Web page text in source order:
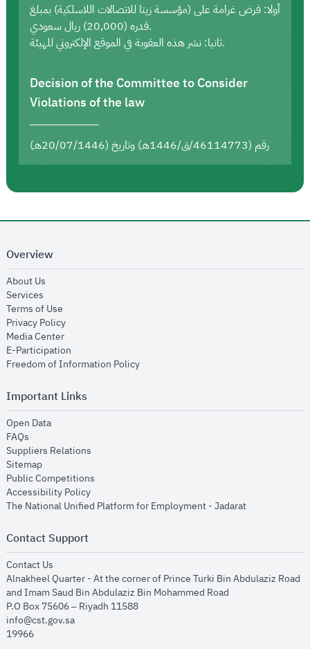
أولا: فرض غرامة على (مؤسسة زيتا للاتصالات اللاسلكية) بمبلغ
قدره (20,000) ريال سعودي.
ثانيا: نشر هذه العقوبة في الموقع الإلكتروني للهيئة.
Decision of the Committee to Consider
Violations of the law
رقم (46114773/ق/1446هـ) وتاريخ (20/07/1446هـ)
Overview
About Us
Services
Terms of Use
Privacy Policyopens in new window
Media Centeropens in new window
E-Participation
Freedom of Information Policyopens in new window
Important Links
Open Dataopens in new window
FAQs
Suppliers Relations
Sitemapopens in new window
Public Competitions
Accessibility Policyopens in new window
The National Unified Platform for Employment - Jadaratopens in new
Contact Support
Contact Us
Alnakheel Quarter - At the corner of Prince Turki Bin Abdulaziz Road
and Imam Saud Bin Abdulaziz Bin Mohammed Road​
P.O Box 75606 – Riyadh 11588
info@cst.gov.sa
19966